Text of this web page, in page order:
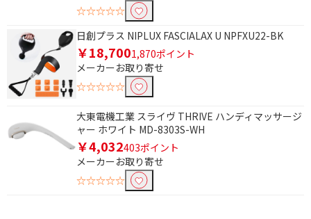
☆☆☆☆☆
日創プラス NIPLUX FASCIALAX U NPFXU22-BK
￥18,7001,870ポイント
メーカーお取り寄せ
☆☆☆☆☆
大東電機工業 スライヴ THRIVE ハンディマッサージ
ャー ホワイト MD-8303S-WH
￥4,032403ポイント
メーカーお取り寄せ
☆☆☆☆☆